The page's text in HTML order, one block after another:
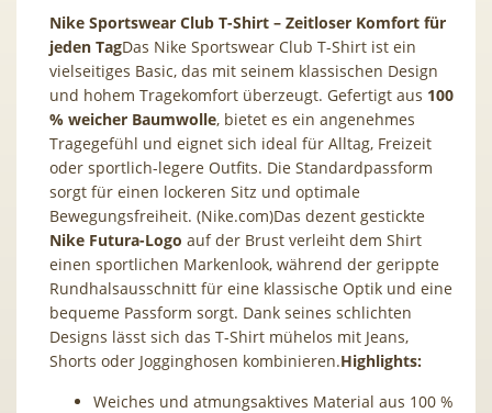
Nike Sportswear Club T-Shirt – Zeitloser Komfort für
jeden TagDas Nike Sportswear Club T-Shirt ist ein
vielseitiges Basic, das mit seinem klassischen Design
und hohem Tragekomfort überzeugt. Gefertigt aus 100
% weicher Baumwolle, bietet es ein angenehmes
Tragegefühl und eignet sich ideal für Alltag, Freizeit
oder sportlich-legere Outfits. Die Standardpassform
sorgt für einen lockeren Sitz und optimale
Bewegungsfreiheit. (Nike.com)Das dezent gestickte
Nike Futura-Logo auf der Brust verleiht dem Shirt
einen sportlichen Markenlook, während der gerippte
Rundhalsausschnitt für eine klassische Optik und eine
bequeme Passform sorgt. Dank seines schlichten
Designs lässt sich das T-Shirt mühelos mit Jeans,
Shorts oder Jogginghosen kombinieren.Highlights:
Weiches und atmungsaktives Material aus 100 %